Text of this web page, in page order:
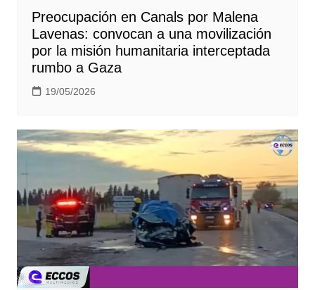
Preocupación en Canals por Malena
Lavenas: convocan a una movilización
por la misión humanitaria interceptada
rumbo a Gaza
19/05/2026